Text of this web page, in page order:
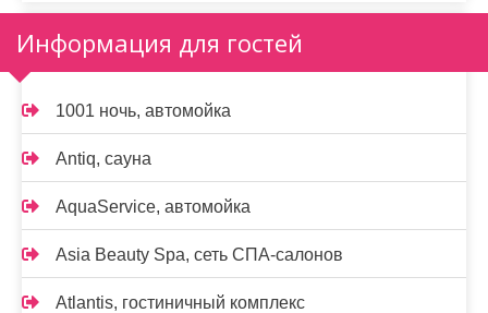
Информация для гостей
1001 ночь, автомойка
Antiq, сауна
AquaService, автомойка
Asia Beauty Spa, сеть СПА-салонов
Atlantis, гостиничный комплекс